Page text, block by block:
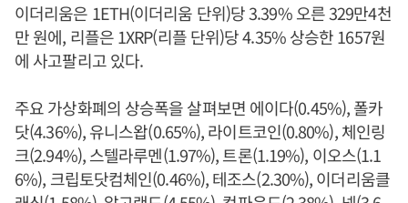
이더리움은 1ETH(이더리움 단위)당 3.39% 오른 329만4천
만 원에, 리플은 1XRP(리플 단위)당 4.35% 상승한 1657원
에 사고팔리고 있다.
주요 가상화폐의 상승폭을 살펴보면 에이다(0.45%), 폴카
닷(4.36%), 유니스왑(0.65%), 라이트코인(0.80%), 체인링
크(2.94%), 스텔라루멘(1.97%), 트론(1.19%), 이오스(1.1
6%), 크립토닷컴체인(0.46%), 테조스(2.30%), 이더리움클